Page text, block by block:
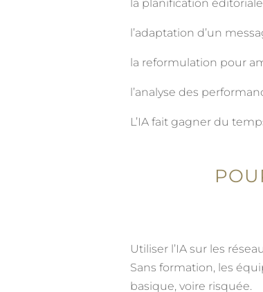
la planification
l’adaptation d’un
la reformulation pour
l’analyse des
L’IA fait gagner du
Utiliser l’IA sur les
Sans formation, les
basique, voire risquée.